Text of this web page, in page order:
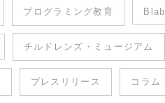
プログラミング教育 Blab
チルドレンズ・ミュージアム
プレスリリース コラム